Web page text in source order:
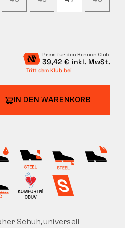
Preis für den Bennon Club
39,42 € inkl. MwSt.
Tritt dem Klub bei
IN DEN WARENKORB
Schuh, universell